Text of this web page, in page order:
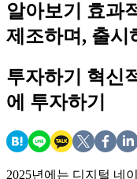
알아보기 효과
제조하며, 출시
투자하기 혁신
에 투자하기
2025년에는 디지털 네